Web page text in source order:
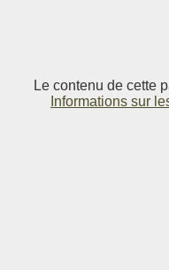
Le contenu de cette
Informations sur